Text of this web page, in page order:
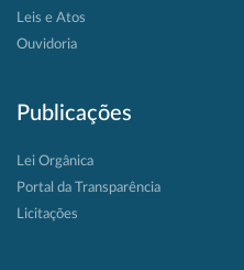
Leis e Atos
Ouvidoria
Publicações
Lei Orgânica
Portal da Transparência
Licitações